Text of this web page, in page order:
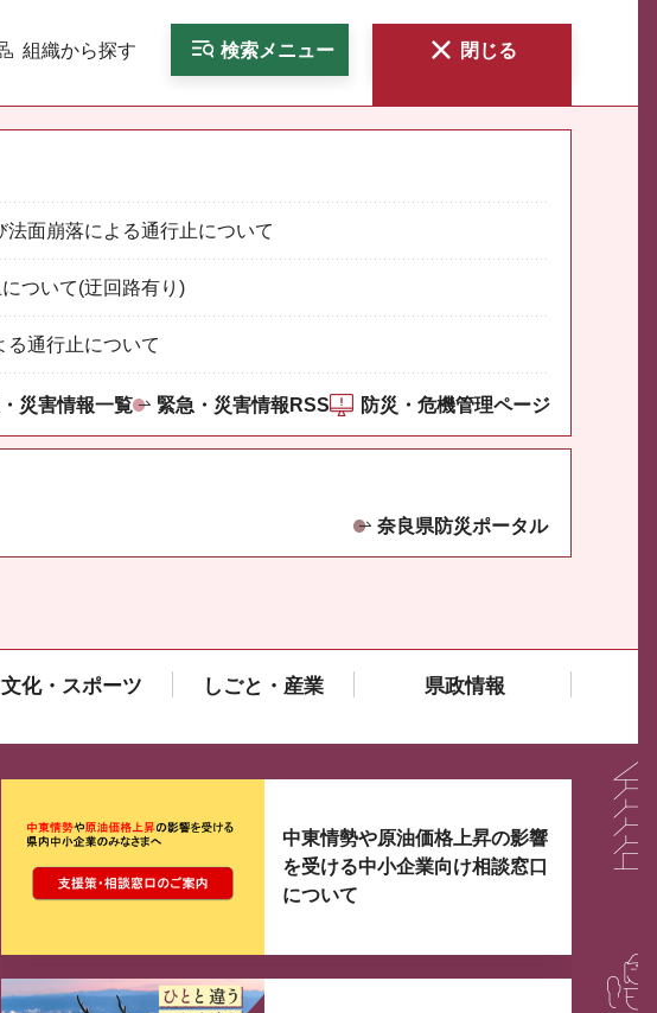
組織から探す 検索メニュー 閉じる
面崩落による通行止について
ついて(迂回路有り)
る通行止について
災害情報一覧 緊急・災害情報RSS 防災・危機管理ページ
奈良県防災ポータル
化・スポーツ しごと・産業 県政情報
ここから最大3つずつ情報が表示されるスライダーがあります。
中東情勢や原油価格上昇の影響
を受ける中小企業向け相談窓口
について